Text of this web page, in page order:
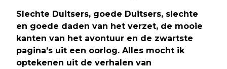
Slechte Duitsers, goede Duitsers, slechte
en goede daden van het verzet, de mooie
kanten van het avontuur en de zwartste
pagina’s uit een oorlog. Alles mocht ik
optekenen uit de verhalen van